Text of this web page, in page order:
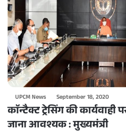
UPCM News September 18, 2020
काॅन्टैक्ट ट्रेसिंग की कार्यवाही
जाना आवश्यक : मुख्यमंत्री